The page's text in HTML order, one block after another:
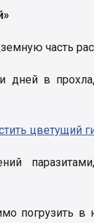
часть
дней в
цветущий
погрузить в